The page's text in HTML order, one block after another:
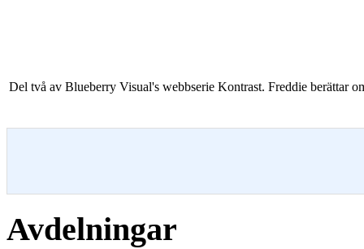
Del två av Blueberry Visual's webbserie Kontrast. Freddie berättar
Avdelningar